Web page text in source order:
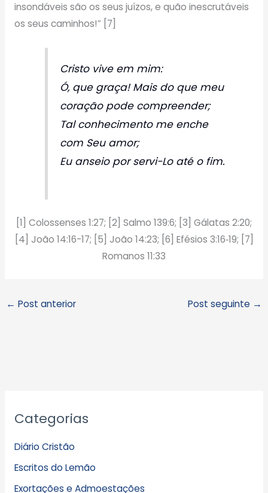
insondáveis são os seus juízos, e quão inescrutáveis
os seus caminhos!” [7]
Cristo vive em mim:
Ó, que graça! Mais do que meu
coração pode compreender;
Tal conhecimento me enche
com Seu amor;
Eu anseio por servi-Lo até o fim.
[1] Colossenses 1:27; [2] Salmo 139:6; [3] Gálatas 2:20;
[4] João 14:16-17; [5] João 14:23; [6] Efésios 3:16‑19; [7]
Romanos 11:33
← Post anterior Post seguinte →
Categorias
Diário Cristão
Escritos do Lemão
Exortações e Admoestações
r
i